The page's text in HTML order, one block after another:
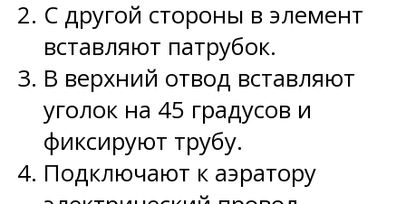
С другой стороны в элемент
вставляют патрубок.
В верхний отвод вставляют
уголок на 45 градусов и
фиксируют трубу.
Подключают к аэратору